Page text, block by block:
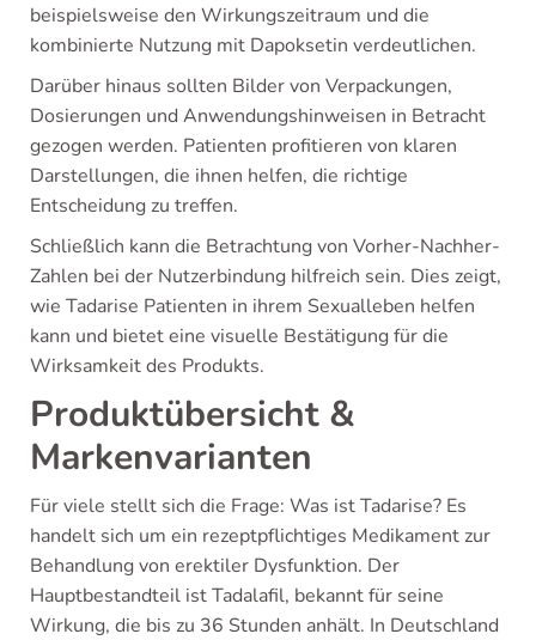
beispielsweise den Wirkungszeitraum und die
kombinierte Nutzung mit Dapoksetin verdeutlichen.
Darüber hinaus sollten Bilder von Verpackungen,
Dosierungen und Anwendungshinweisen in Betracht
gezogen werden. Patienten profitieren von klaren
Darstellungen, die ihnen helfen, die richtige
Entscheidung zu treffen.
Schließlich kann die Betrachtung von Vorher-Nachher-
Zahlen bei der Nutzerbindung hilfreich sein. Dies zeigt,
wie Tadarise Patienten in ihrem Sexualleben helfen
kann und bietet eine visuelle Bestätigung für die
Wirksamkeit des Produkts.
Produktübersicht &
Markenvarianten
Für viele stellt sich die Frage: Was ist Tadarise? Es
handelt sich um ein rezeptpflichtiges Medikament zur
Behandlung von erektiler Dysfunktion. Der
Hauptbestandteil ist Tadalafil, bekannt für seine
Wirkung, die bis zu 36 Stunden anhält. In Deutschland